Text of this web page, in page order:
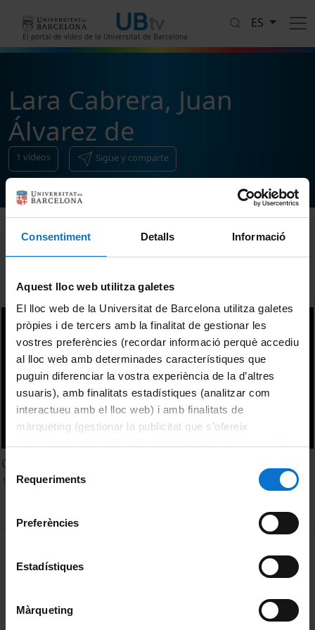
Consentiment Detalls Informació
Aquest lloc web utilitza galetes
El lloc web de la Universitat de Barcelona utilitza galetes
pròpies i de tercers amb la finalitat de gestionar les
vostres preferències (recordar informació perquè accediu
al lloc web amb determinades característiques que
puguin diferenciar la vostra experiència de la d’altres
usuaris), amb finalitats estadístiques (analitzar com
interactueu amb el lloc web) i amb finalitats de
màrqueting (gestionar la publicitat que s’ofereix
consultar laPolítica de galetes del lloc web de la
Selecció
Requeriments
Preferències
Estadístiques
Màrqueting
El portal de vídeo de la Universitat de Barcelona
ES
Lara Cabrera, Juan
Álvarez de
1 vídeos Sigue y comparte
Crowdfunding, new option for funding
18 Febrero, 2013
Política de Cookies
Privacidad y términos